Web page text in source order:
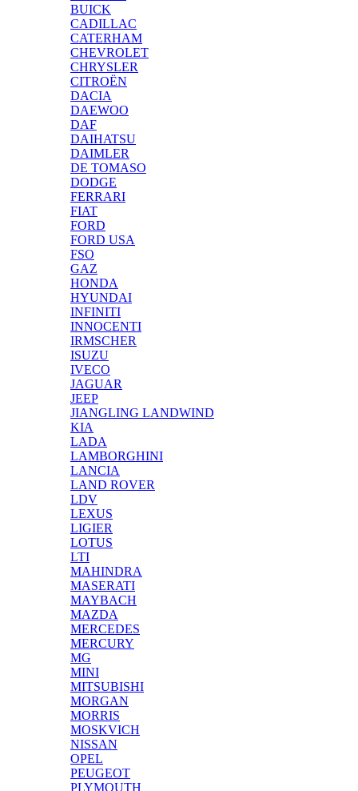
BUICK
CADILLAC
CATERHAM
CHEVROLET
CHRYSLER
CITROËN
DACIA
DAEWOO
DAF
DAIHATSU
DAIMLER
DE TOMASO
DODGE
FERRARI
FIAT
FORD
FORD USA
FSO
GAZ
HONDA
HYUNDAI
INFINITI
INNOCENTI
IRMSCHER
ISUZU
IVECO
JAGUAR
JEEP
JIANGLING LANDWIND
KIA
LADA
LAMBORGHINI
LANCIA
LAND ROVER
LDV
LEXUS
LIGIER
LOTUS
LTI
MAHINDRA
MASERATI
MAYBACH
MAZDA
MERCEDES
MERCURY
MG
MINI
MITSUBISHI
MORGAN
MORRIS
MOSKVICH
NISSAN
OPEL
PEUGEOT
PLYMOUTH